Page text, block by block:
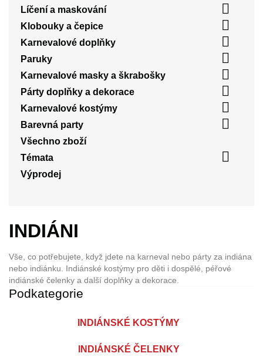
Líčení a maskování 
Klobouky a čepice 
Karnevalové doplňky 
Paruky 
Karnevalové masky a škrabošky 
Párty doplňky a dekorace 
Karnevalové kostýmy 
Barevná party 
Všechno zboží
Témata

Výprodej
INDIÁNI
Vše, co potřebujete, když jdete na karneval nebo párty za indiána
nebo indiánku. Indiánské kostýmy pro děti i dospělé, péřové
indiánské čelenky a další doplňky a dekorace
Podkategorie
INDIÁNSKÉ KOSTÝMY
INDIÁNSKÉ ČELENKY